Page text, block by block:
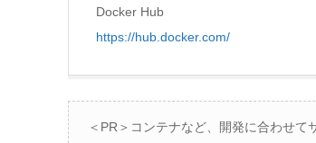
Docker Hub
https://hub.docker.com/
＜PR＞コンテナなど、開発に合わせ